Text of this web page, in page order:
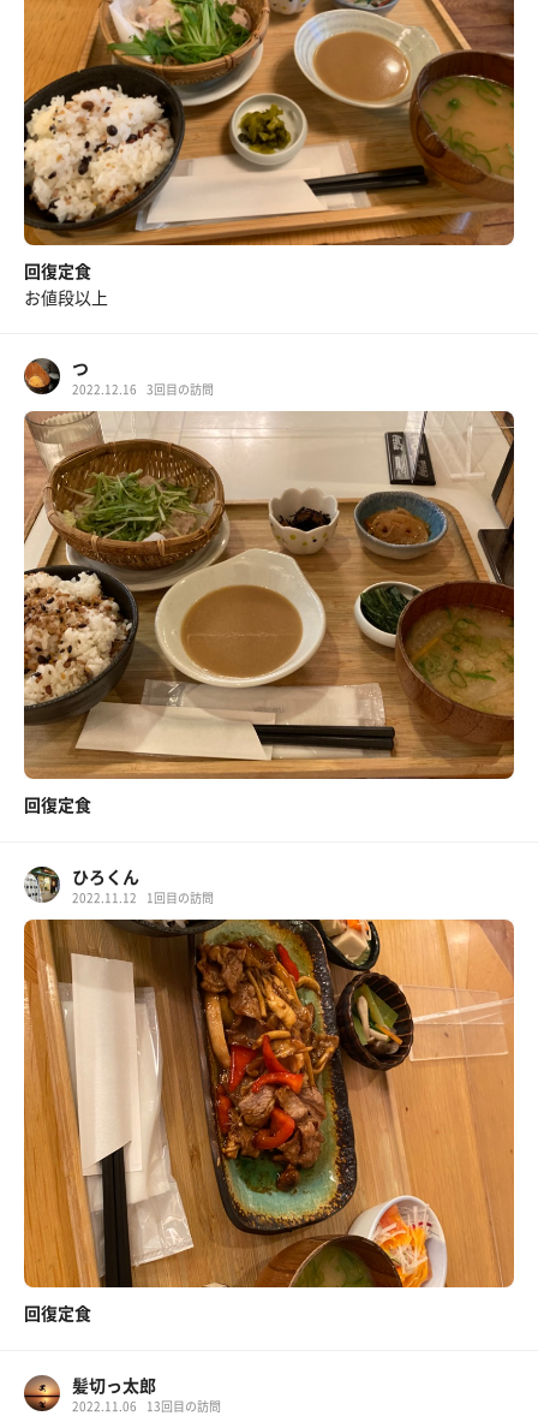
回復定食
お値段以上
つ
2022.12.16 3回目の訪問
回復定食
ひろくん
2022.11.12 1回目の訪問
回復定食
髪切っ太郎
2022.11.06 13回目の訪問